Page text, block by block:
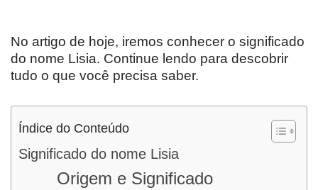
No artigo de hoje, iremos conhecer o significado
do nome Lisia. Continue lendo para descobrir
tudo o que você precisa saber.
Índice do Conteúdo
Significado do nome Lisia
Origem e Significado